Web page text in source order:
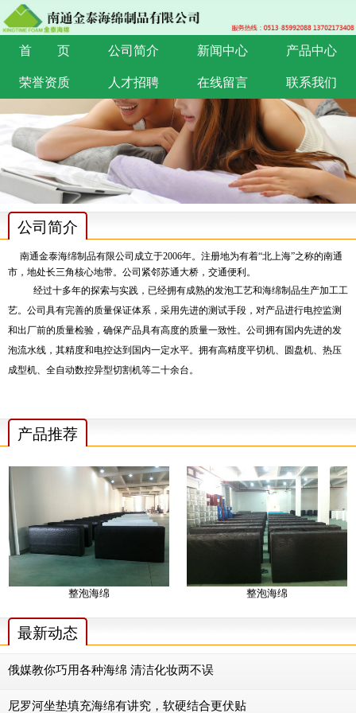
首 页 公司简介 新闻中心 产品中心
荣誉资质 人才招聘 在线留言 联系我们
公司简介
南通金泰海绵制品有限公司成立于2006年。注册地为有着“北上海”之称的南通
市，地处长三角核心地带。公司紧邻苏通大桥，交通便利。
经过十多年的探索与实践，已经拥有成熟的发泡工艺和海绵制品生产加工工
艺。公司具有完善的质量保证体系，采用先进的测试手段，对产品进行电控监测
和出厂前的质量检验，确保产品具有高度的质量一致性。公司拥有国内先进的发
泡流水线，其精度和电控达到国内一定水平。拥有高精度平切机、圆盘机、热压
成型机、全自动数控异型切割机等二十余台。
产品推荐
整泡海绵 整泡海绵
最新动态
俄媒教你巧用各种海绵 清洁化妆两不误
尼罗河坐垫填充海绵有讲究，软硬结合更伏贴